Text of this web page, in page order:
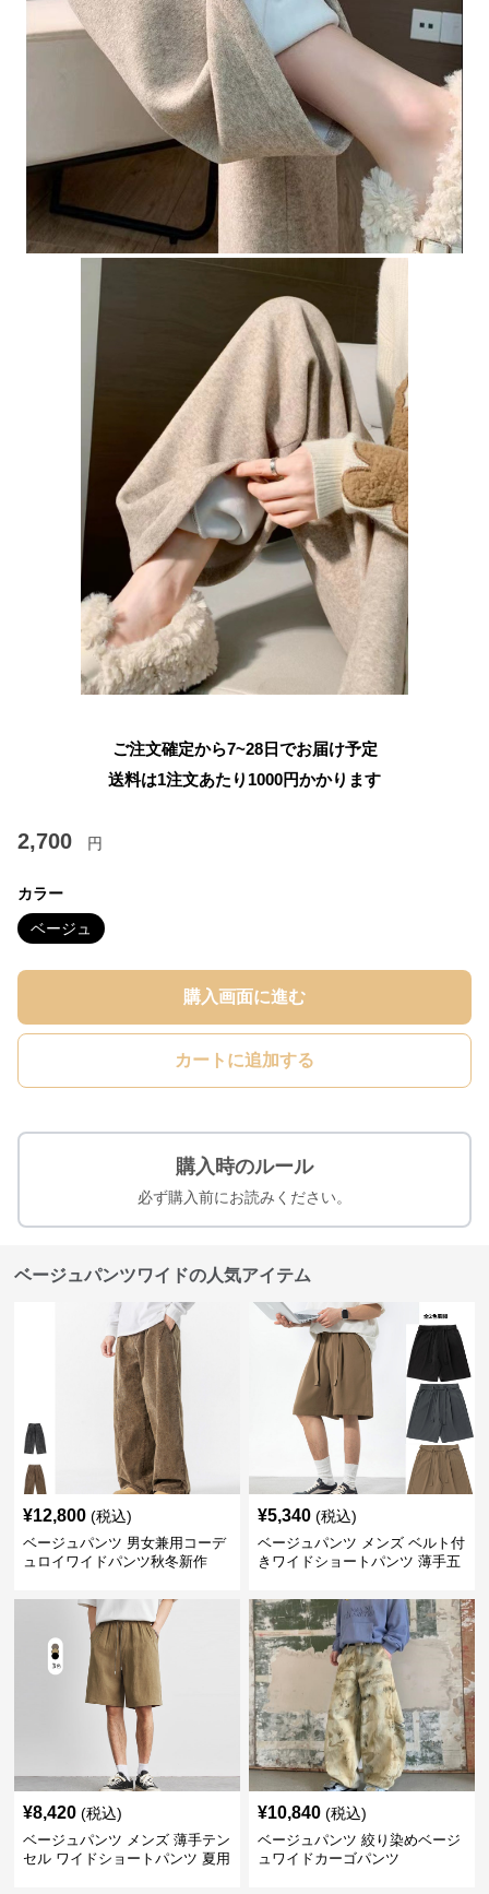
ご注文確定から7~28日でお届け予定
送料は1注文あたり 1000円かかります
2,700 円
カラー
ベージュ
購入画面に進む
カートに追加する
購入時のルール
必ず購入前にお読みください。
ベージュパンツワイドの人気アイテム
¥12,800 (税込)
ベージュパンツ 男女兼用コーデ
ュロイワイドパンツ秋冬新作
¥5,340 (税込)
ベージュパンツ メンズ ベルト付
きワイドショートパンツ 薄手五
¥8,420 (税込)
ベージュパンツ メンズ 薄手テン
セル ワイドショートパンツ 夏用
¥10,840 (税込)
ベージュパンツ 絞り染めベージ
ュワイドカーゴパンツ